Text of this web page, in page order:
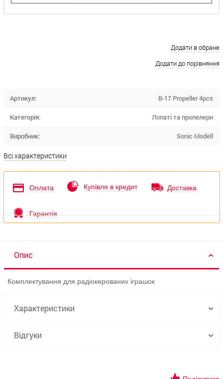
Додати в обране
Додати до порівняння
Артикул: B-17 Propeller 4pcs
Категорія: Лопаті та пропелери
Виробник: Sonic Modell
Всі характеристики
Оплата Купівля в кредит Доставка
Гарантія
Опис
Комплектування для радіокерованих іграшок
Характеристики
Відгуки